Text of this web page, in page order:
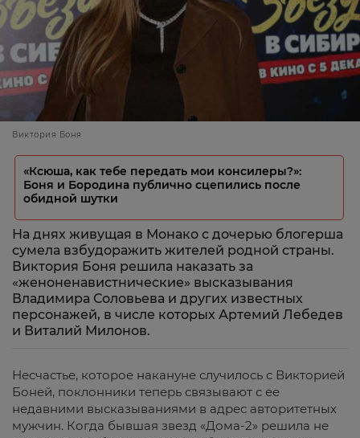
Виктория Боня
«Ксюша, как тебе передать мои консилеры?»:
Боня и Бородина публично сцепились после
обидной шутки
На днях живущая в Монако с дочерью блогерша
сумела взбудоражить жителей родной страны.
Виктория Боня решила наказать за
«женоненавистнические» высказывания
Владимира Соловьева и других известных
персонажей, в числе которых Артемий Лебедев
и Виталий Милонов.
Несчастье, которое накануне случилось с Викторией
Боней, поклонники теперь связывают с ее
недавними высказываниями в адрес авторитетных
мужчин. Когда бывшая звезд «Дома-2» решила не